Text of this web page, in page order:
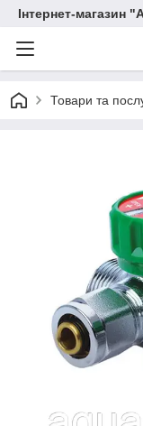
Інтернет-магазин
Товари та